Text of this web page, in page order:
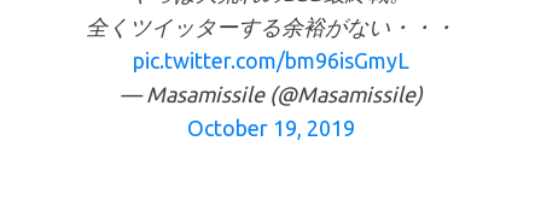
全くツイッターする余裕がない・・・
pic.twitter.com/bm96isGmyL
— Masamissile (@Masamissile)
October 19, 2019